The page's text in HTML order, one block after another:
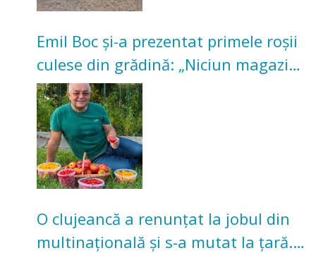
Emil Boc și-a prezentat primele roșii
culese din grădină: „Niciun magazin
nu poate oferi această satisfacție”
O clujeancă a renunțat la jobul din
multinațională și s-a mutat la țară.